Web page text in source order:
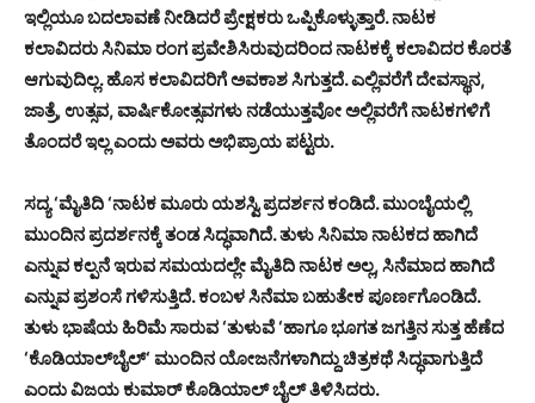
ಇಲ್ಲಿಯೂ ಬದಲಾವಣೆ ನೀಡಿದರೆ ಪ್ರೇಕ್ಷಕರು ಒಪ್ಪಿಕೊಳ್ಳುತ್ತಾರೆ. ನಾಟಕ
ಕಲಾವಿದರು ಸಿನಿಮಾ ರಂಗ ಪ್ರವೇಶಿಸಿರುವುದರಿಂದ ನಾಟಕಕ್ಕೆ ಕಲಾವಿದರ ಕೊರತೆ
ಆಗುವುದಿಲ್ಲ. ಹೊಸ ಕಲಾವಿದರಿಗೆ ಅವಕಾಶ ಸಿಗುತ್ತದೆ. ಎಲ್ಲಿವರೆಗೆ ದೇವಸ್ಥಾನ,
ಜಾತ್ರೆ, ಉತ್ಸವ, ವಾರ್ಷಿಕೋತ್ಸವಗಳು ನಡೆಯುತ್ತವೋ ಅಲ್ಲಿವರೆಗೆ ನಾಟಕಗಳಿಗೆ
ತೊಂದರೆ ಇಲ್ಲ ಎಂದು ಅವರು ಅಭಿಪ್ರಾಯ ಪಟ್ಟರು.
ಸದ್ಯ ‘ಮೈತಿದಿ ‘ನಾಟಕ ಮೂರು ಯಶಸ್ವಿ ಪ್ರದರ್ಶನ ಕಂಡಿದೆ. ಮುಂಬೈಯಲ್ಲಿ
ಮುಂದಿನ ಪ್ರದರ್ಶನಕ್ಕೆ ತಂಡ ಸಿದ್ಧವಾಗಿದೆ. ತುಳು ಸಿನಿಮಾ ನಾಟಕದ ಹಾಗಿದೆ
ಎನ್ನುವ ಕಲ್ಪನೆ ಇರುವ ಸಮಯದಲ್ಲೇ ಮೈತಿದಿ ನಾಟಕ ಅಲ್ಲ, ಸಿನೆಮಾದ ಹಾಗಿದೆ
ಎನ್ನುವ ಪ್ರಶಂಸೆ ಗಳಿಸುತ್ತಿದೆ. ಕಂಬಳ ಸಿನೆಮಾ ಬಹುತೇಕ ಪೂರ್ಣಗೊಂಡಿದೆ.
ತುಳು ಭಾಷೆಯ ಹಿರಿಮೆ ಸಾರುವ ‘ತುಳುವೆ ‘ಹಾಗೂ ಭೂಗತ ಜಗತ್ತಿನ ಸುತ್ತ ಹೆಣೆದ
‘ಕೊಡಿಯಾಲ್‌ಬೈಲ್‌‘ ಮುಂದಿನ ಯೋಜನೆಗಳಾಗಿದ್ದು ಚಿತ್ರಕಥೆ ಸಿದ್ಧವಾಗುತ್ತಿದೆ
ಎಂದು ವಿಜಯ ಕುಮಾರ್ ಕೊಡಿಯಾಲ್ ಬೈಲ್ ತಿಳಿಸಿದರು.